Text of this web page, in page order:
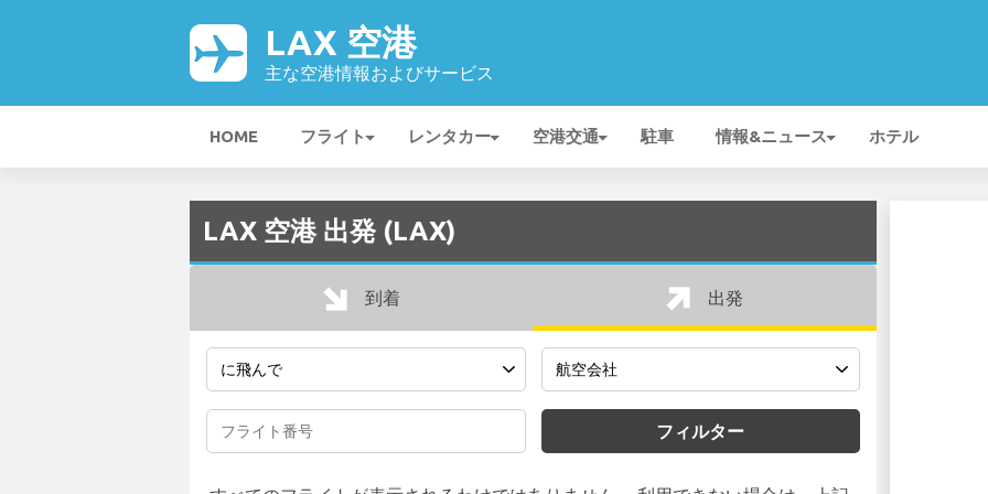
LAX 空港
主な空港情報およびサービス
HOME フライト レンタカー 空港交通 駐車 情報&ニュース ホテル
LAX 空港 出発 (LAX)
到着 出発
フィルター